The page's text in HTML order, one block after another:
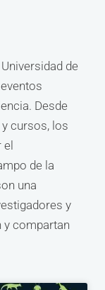
de
Desde
cursos, los
de la
una
y
compartan